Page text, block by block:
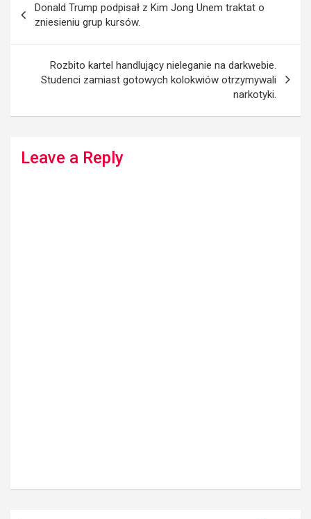
navigation
Donald Trump podpisał z Kim Jong Unem traktat o
zniesieniu grup kursów.
Rozbito kartel handlujący nieleganie na darkwebie.
Studenci zamiast gotowych kolokwiów otrzymywali
narkotyki.
Leave a Reply